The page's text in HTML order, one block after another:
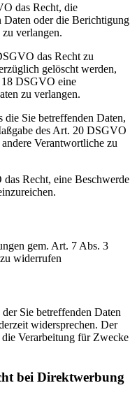
das Recht, die
Daten oder die Berichtigung
verlangen.
das Recht zu
gelöscht werden,
18 DSGVO eine
zu verlangen.
die Sie betreffenden Daten,
des Art. 20 DSGVO
Verantwortliche zu
Recht, eine Beschwerde
gem. Art. 7 Abs. 3
widerrufen
Sie betreffenden Daten
widersprechen. Der
Verarbeitung für Zwecke
bei Direktwerbung